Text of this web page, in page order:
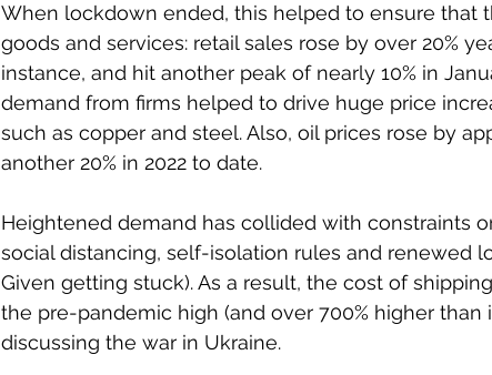
When lockdown ended, this helped to ensure that
goods and services: retail sales rose by over 20%
instance, and hit another peak of nearly 10% in
demand from firms helped to drive huge price
such as copper and steel. Also, oil prices rose by
another 20% in 2022 to date.
Heightened demand has collided with constraints
social distancing, self-isolation rules and renewed
Given getting stuck). As a result, the cost of
the pre-pandemic high (and over 700% higher than
discussing the war in Ukraine.